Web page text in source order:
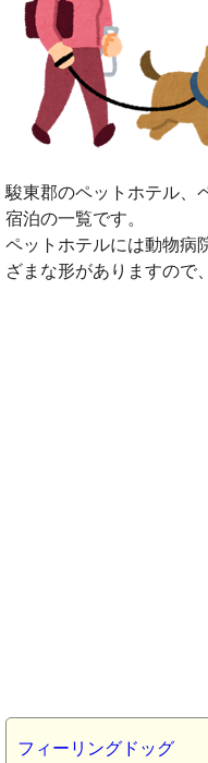
駿東郡のペットホテル、
宿泊の一覧です。
ペットホテルには動物病
ざまな形がありますので
フィーリングドッグ